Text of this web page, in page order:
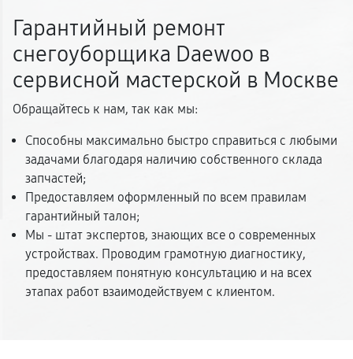
Гарантийный ремонт
снегоуборщика Daewoo в
сервисной мастерской в Москве
Обращайтесь к нам, так как мы:
Способны максимально быстро справиться с любыми
задачами благодаря наличию собственного склада
запчастей;
Предоставляем оформленный по всем правилам
гарантийный талон;
Мы - штат экспертов, знающих все о современных
устройствах. Проводим грамотную диагностику,
предоставляем понятную консультацию и на всех
этапах работ взаимодействуем с клиентом.